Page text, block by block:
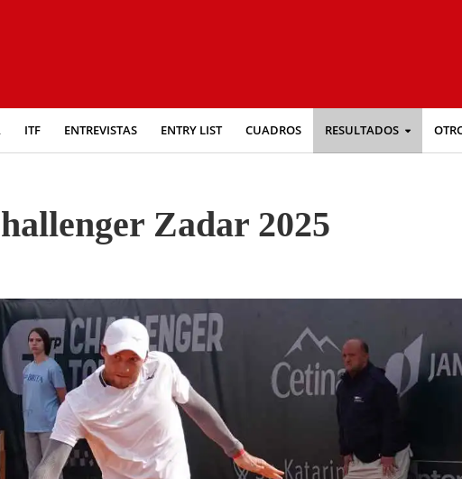
ITF ENTREVISTAS ENTRY LIST CUADROS RESULTADOS
Zadar 2025